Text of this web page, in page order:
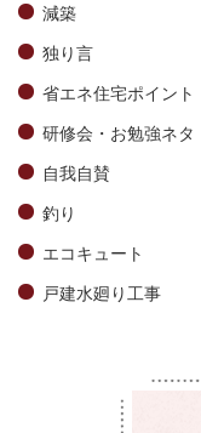
減築
独り言
省エネ住宅ポイント
研修会・お勉強ネタ
自我自賛
釣り
エコキュート
戸建水廻り工事